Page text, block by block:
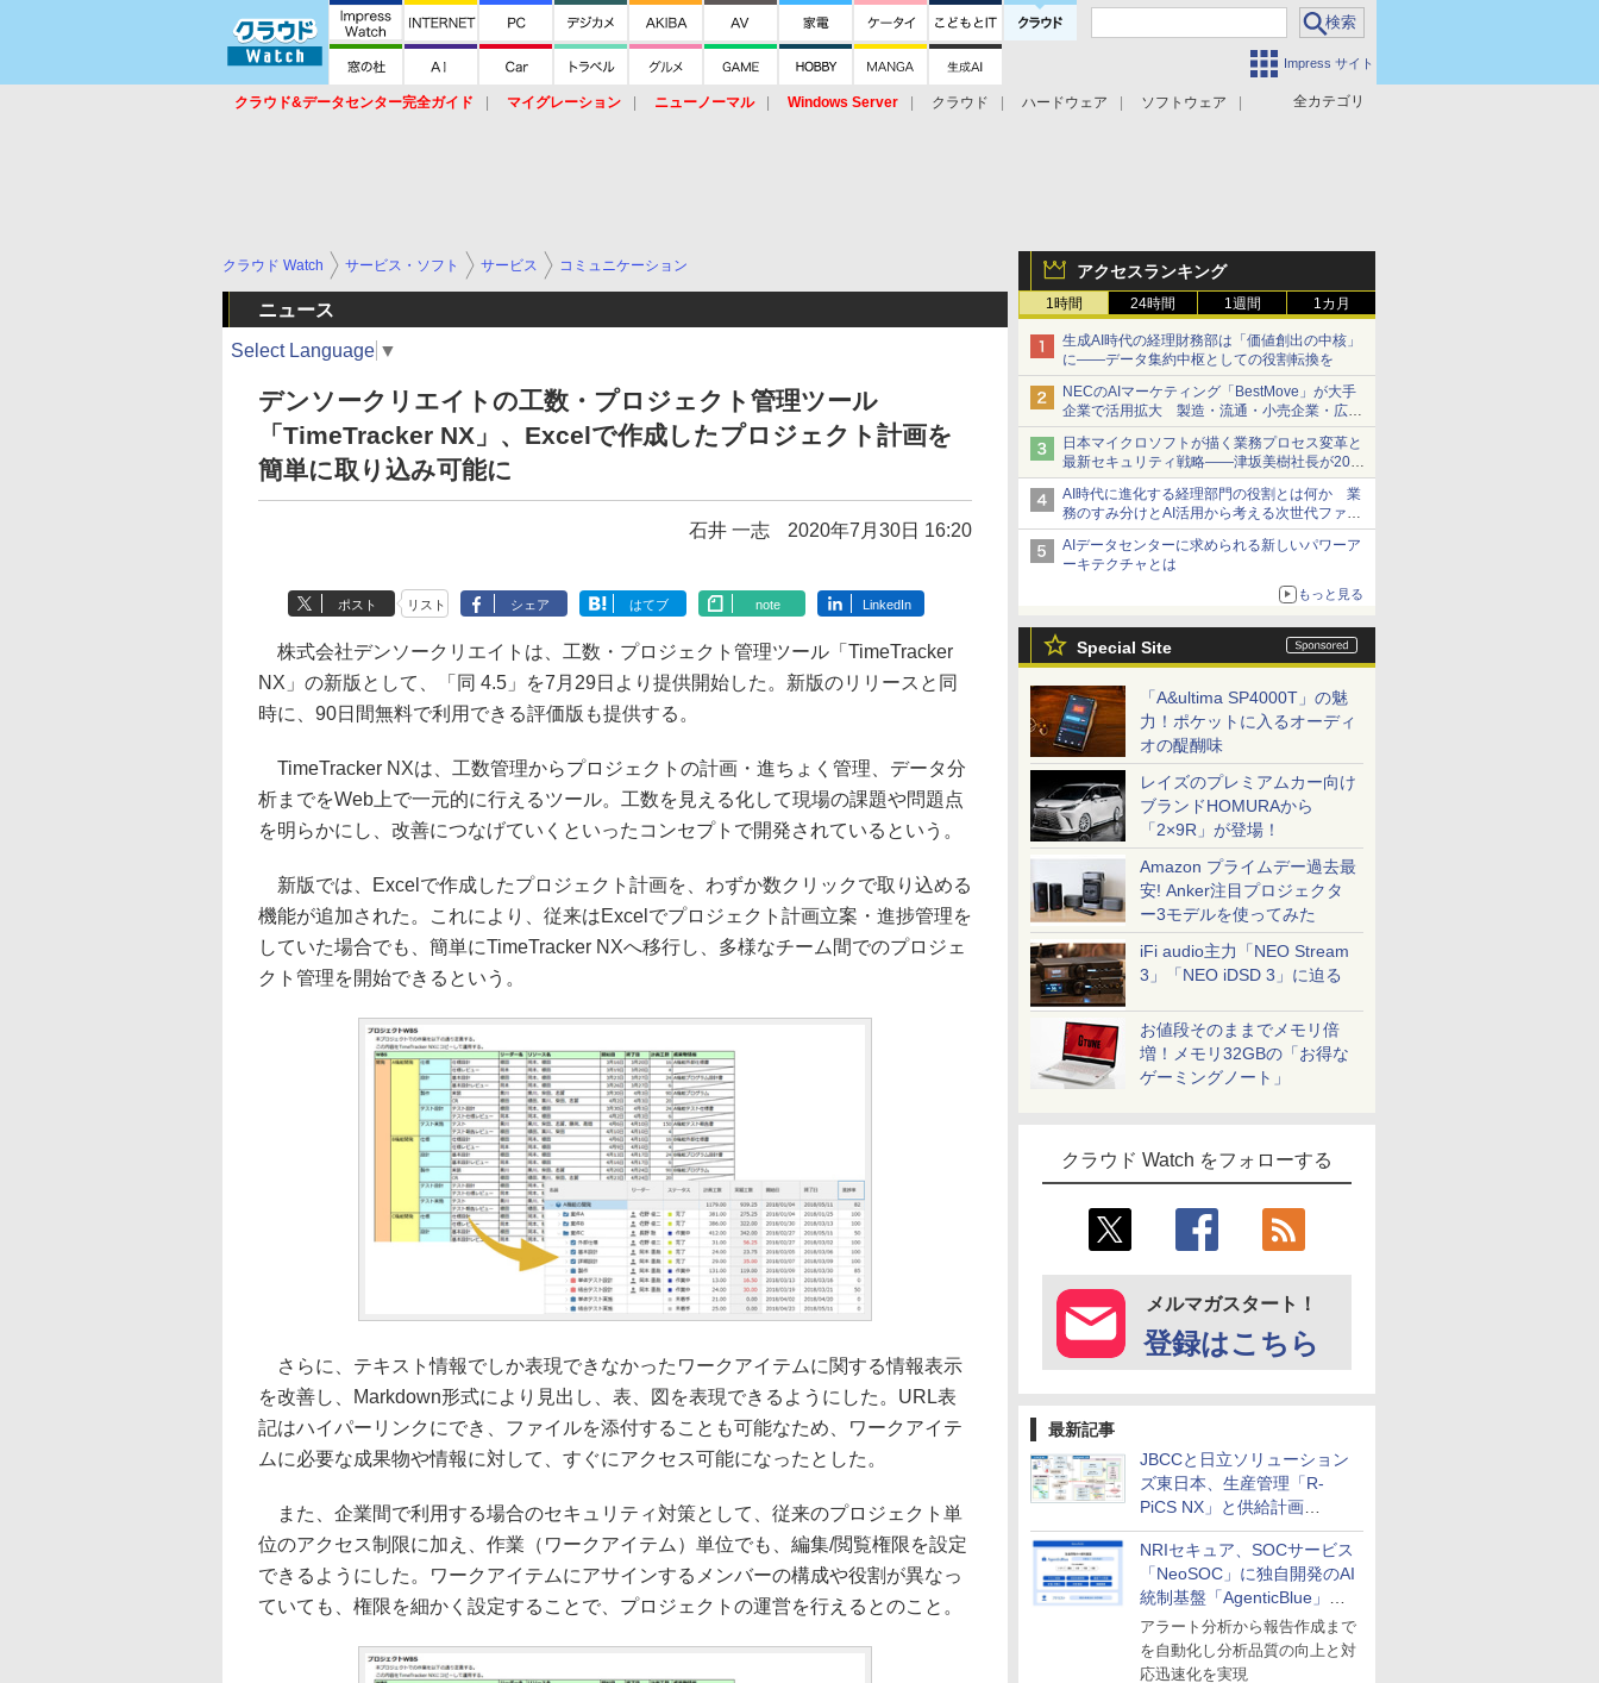
Impress サイト
全カテゴリ
クラウド&データセンター完全ガイド マイグレーション ニューノーマル Windows Server クラウド ハードウェア
ソフトウェア
アクセスランキング
1時間 24時間 1週間 1カ月
生成AI時代の経理財務部は「価値創出の中核」
に――データ集約中枢としての役割転換を
NECのAIマーケティング「BestMove」が大手
企業で活用拡大 製造・流通・小売企業・広告
代理店などが実装フェーズへ
日本マイクロソフトが描く業務プロセス変革と
最新セキュリティ戦略――津坂美樹社長が2027
年度戦略を説明
AI時代に進化する経理部門の役割とは何か 業
務のすみ分けとAI活用から考える次世代ファイ
ナンス戦略
AIデータセンターに求められる新しいパワーア
ーキテクチャとは
もっと見る
Special Site
「A&ultima SP4000T」の魅
力！ポケットに入るオーディ
オの醍醐味
レイズのプレミアムカー向け
ブランドHOMURAから
「2×9R」が登場！
Amazon プライムデー過去最
安! Anker注目プロジェクタ
ー3モデルを使ってみた
iFi audio主力「NEO Stream
3」「NEO iDSD 3」に迫る
お値段そのままでメモリ倍
増！メモリ32GBの「お得な
ゲーミングノート」
クラウド Watch をフォローする
メルマガスタート！
登録はこちら
最新記事
JBCCと日立ソリューション
ズ東日本、生産管理「R-
PiCS NX」と供給計画
「scSQUARE ISP」の連携サ
ービスを提供開始
NRIセキュア、SOCサービス
「NeoSOC」に独自開発のAI
統制基盤「AgenticBlue」を
導入
アラート分析から報告作成まで
を自動化し分析品質の向上と対
応迅速化を実現
クラウド Watch サービス・ソフト サービス コミュニケーション
ニュース
Select Language ▼
デンソークリエイトの工数・プロジェクト管理ツール
「TimeTracker NX」、Excelで作成したプロジェクト計画を
簡単に取り込み可能に
石井 一志 2020年7月30日 16:20
ポスト リスト シェア はてブ note LinkedIn
株式会社デンソークリエイトは、工数・プロジェクト管理ツール「TimeTracker
NX」の新版として、「同 4.5」を7月29日より提供開始した。新版のリリースと同
時に、90日間無料で利用できる評価版も提供する。
TimeTracker NXは、工数管理からプロジェクトの計画・進ちょく管理、データ分
析までをWeb上で一元的に行えるツール。工数を見える化して現場の課題や問題点
を明らかにし、改善につなげていくといったコンセプトで開発されているという。
新版では、Excelで作成したプロジェクト計画を、わずか数クリックで取り込める
機能が追加された。これにより、従来はExcelでプロジェクト計画立案・進捗管理を
していた場合でも、簡単にTimeTracker NXへ移行し、多様なチーム間でのプロジェ
クト管理を開始できるという。
さらに、テキスト情報でしか表現できなかったワークアイテムに関する情報表示
を改善し、Markdown形式により見出し、表、図を表現できるようにした。URL表
記はハイパーリンクにでき、ファイルを添付することも可能なため、ワークアイテ
ムに必要な成果物や情報に対して、すぐにアクセス可能になったとした。
また、企業間で利用する場合のセキュリティ対策として、従来のプロジェクト単
位のアクセス制限に加え、作業（ワークアイテム）単位でも、編集/閲覧権限を設定
できるようにした。ワークアイテムにアサインするメンバーの構成や役割が異なっ
ていても、権限を細かく設定することで、プロジェクトの運営を行えるとのこと。